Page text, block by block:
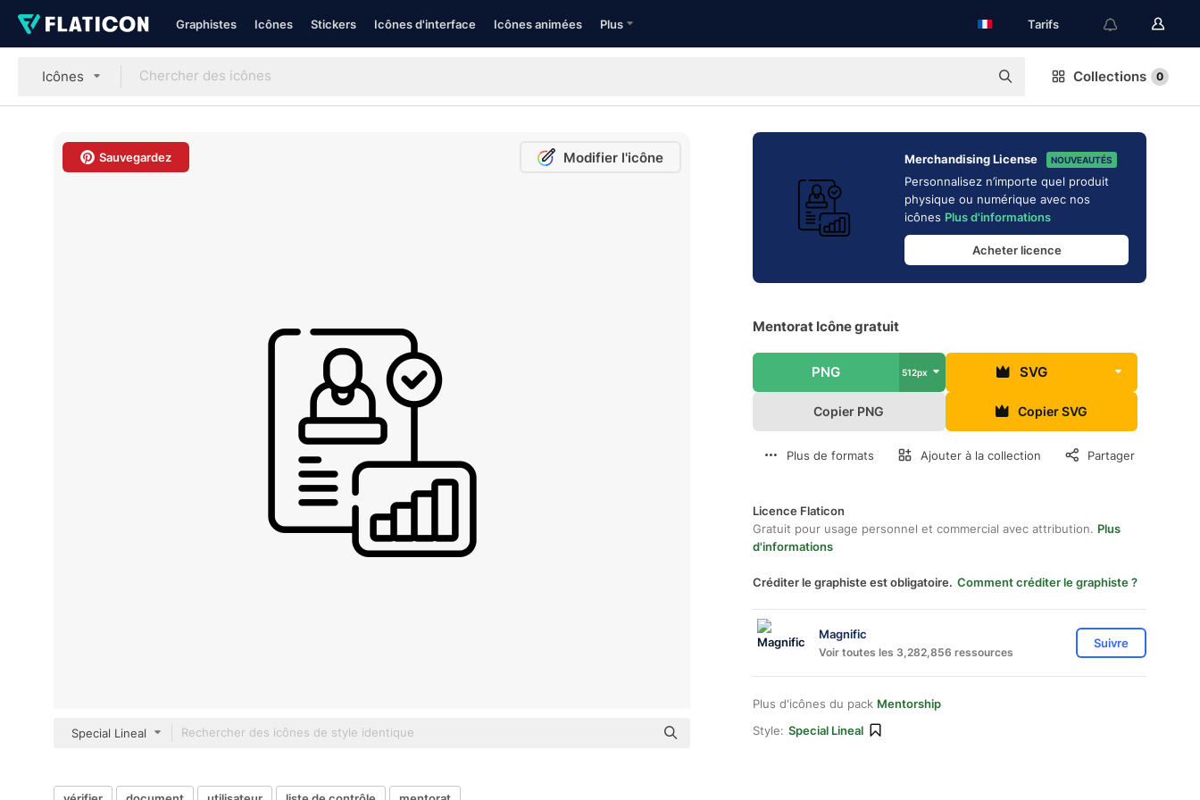
Graphistes Icônes Stickers Icônes d'interface Icônes animées Plus Tarifs
Icônes Collections 0
Sauvegardez Modifier l'icône
Special Lineal
Merchandising License NOUVEAUTÉS
Personnalisez n’importe quel produit
physique ou numérique avec nos
icônes Plus d'informations
Acheter licence
Mentorat Icône gratuit
PNG 512px SVG
Copier PNG Copier SVG
Plus de formats Ajouter à la collection Partager
Licence Flaticon
Gratuit pour usage personnel et commercial avec attribution. Plus
d'informations
Créditer le graphiste est obligatoire. Comment créditer le graphiste ?
Magnific
Voir toutes les 3,282,856 ressources
Suivre
Plus d'icônes du pack Mentorship
Style: Special Lineal